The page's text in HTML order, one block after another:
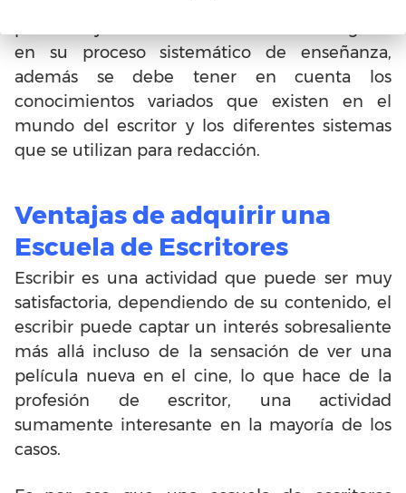
en su proceso sistemático de enseñanza,
además se debe tener en cuenta los
conocimientos variados que existen en el
mundo del escritor y los diferentes sistemas
que se utilizan para redacción.
Ventajas de adquirir una
Escuela de Escritores
Escribir es una actividad que puede ser muy
satisfactoria, dependiendo de su contenido, el
escribir puede captar un interés sobresaliente
más allá incluso de la sensación de ver una
película nueva en el cine, lo que hace de la
profesión de escritor, una actividad
sumamente interesante en la mayoría de los
casos.